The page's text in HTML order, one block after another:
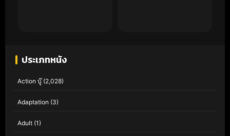
ประเภทหนัง
Action บู๊(2,028)
Adaptation (3)
Adult (1)